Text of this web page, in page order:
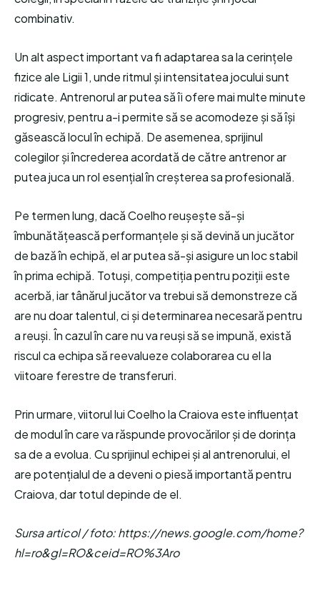
combinativ.
Un alt aspect important va fi adaptarea sa la cerințele
fizice ale Ligii 1, unde ritmul și intensitatea jocului sunt
ridicate. Antrenorul ar putea să îi ofere mai multe minute
progresiv, pentru a-i permite să se acomodeze și să își
găsească locul în echipă. De asemenea, sprijinul
colegilor și încrederea acordată de către antrenor ar
putea juca un rol esențial în creșterea sa profesională.
Pe termen lung, dacă Coelho reușește să-și
îmbunătățească performanțele și să devină un jucător
de bază în echipă, el ar putea să-și asigure un loc stabil
în prima echipă. Totuși, competiția pentru poziții este
acerbă, iar tânărul jucător va trebui să demonstreze că
are nu doar talentul, ci și determinarea necesară pentru
a reuși. În cazul în care nu va reuși să se impună, există
riscul ca echipa să reevalueze colaborarea cu el la
viitoare ferestre de transferuri.
Prin urmare, viitorul lui Coelho la Craiova este influențat
de modul în care va răspunde provocărilor și de dorința
sa de a evolua. Cu sprijinul echipei și al antrenorului, el
are potențialul de a deveni o piesă importantă pentru
Craiova, dar totul depinde de el.
Sursa articol / foto: https://news.google.com/home?
hl=ro&gl=RO&ceid=RO%3Aro